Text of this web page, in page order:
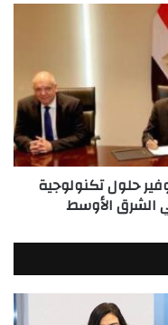
حلول تكنولوجية
الشرق الأوسط